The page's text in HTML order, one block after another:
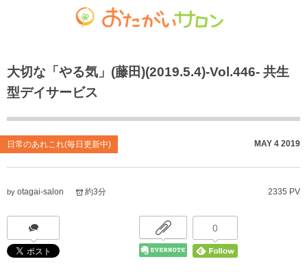
大切な「やる気」(藤田)(2019.5.4)-Vol.446- 共生
型デイサービス
日常のあれこれ(毎日更新中) MAY 4 2019
by otagai-salon 2335 PV
約3分
0
お知らせ
個人情報保護方針
共生型デイサービス おたがいサロン
居宅介護支援事業
ごちゃまぜ食堂
放課後等デイサービス